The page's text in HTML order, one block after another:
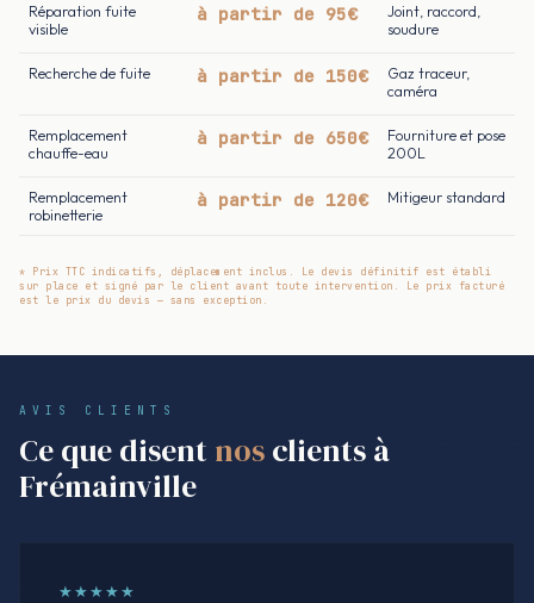
Réparation fuite
visible
à partir de 95€
Joint, raccord,
soudure
Recherche de fuite à partir de 150€
Gaz traceur,
caméra
Remplacement
chauffe-eau
à partir de 650€
Fourniture et pose
200L
Remplacement
robinetterie
à partir de 120€ Mitigeur standard
* Prix TTC indicatifs, déplacement inclus. Le devis définitif est établi
sur place et signé par le client avant toute intervention. Le prix facturé
est le prix du devis — sans exception.
AVIS CLIENTS
Ce que disent nosclients à
Frémainville
★★★★★